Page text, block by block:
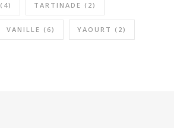
(4) TARTINADE (2)
VANILLE (6) YAOURT (2)